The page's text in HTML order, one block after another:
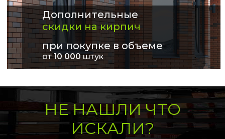
Дополнительные
скидки на кирпич
при покупке в объеме
от 10 000штук
НЕ НАШЛИ ЧТО
ИСКАЛИ?